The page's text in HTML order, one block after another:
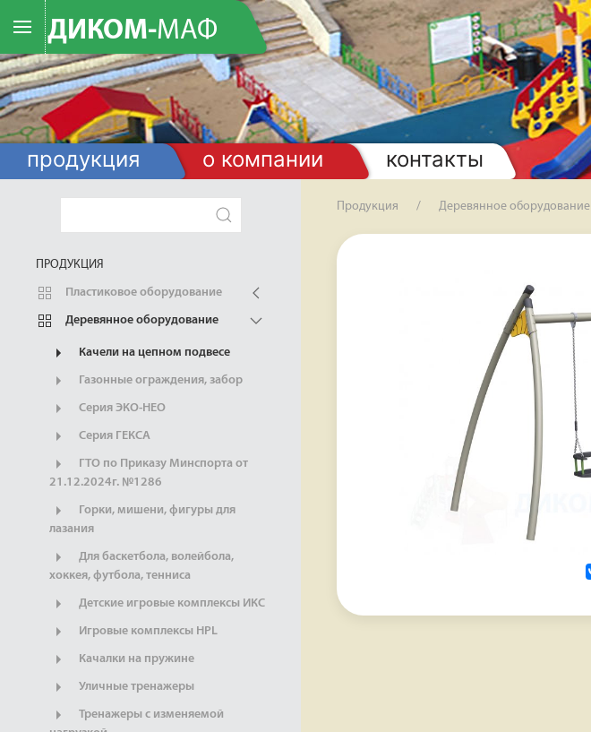
ДИКОМ-МАФ
продукция о компании контакты
ПРОДУКЦИЯ
Пластиковое оборудование
Деревянное оборудование
Качели на цепном подвесе
Газонные ограждения, забор
Серия ЭКО-НЕО
Серия ГЕКСА
ГТО по Приказу Минспорта от
21.12.2024г. №1286
Горки, мишени, фигуры для
лазания
Для баскетбола, волейбола,
хоккея, футбола, тенниса
Детские игровые комплексы ИКС
Игровые комплексы HPL
Качалки на пружине
Уличные тренажеры
Тренажеры с изменяемой
Продукция Деревянное оборудование